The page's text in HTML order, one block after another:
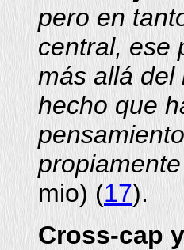
pero en
central, ese
más allá del
hecho que
mio) (17).
Cross-cap